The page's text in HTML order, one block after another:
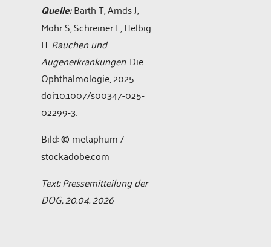
Quelle:Barth T, Arnds J,
Mohr S, Schreiner L, Helbig
H.Rauchen und
Augenerkrankungen. Die
Ophthalmologie, 2025.
doi:10.1007/s00347-025-
02299-3.
Bild:© metaphum /
stockadobe.com
Text: Pressemitteilung der
DOG, 20.04. 2026